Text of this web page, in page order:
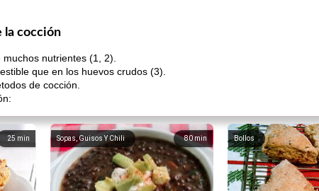
la cocción
nutrientes (1, 2).
que en los huevos crudos (3).
de cocción.
25 min 80 min
Sopas, Guisos Y Chili Bollos